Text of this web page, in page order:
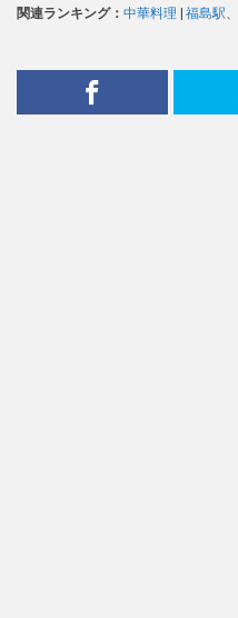
関連ランキング： 中華料理 | 福島駅、